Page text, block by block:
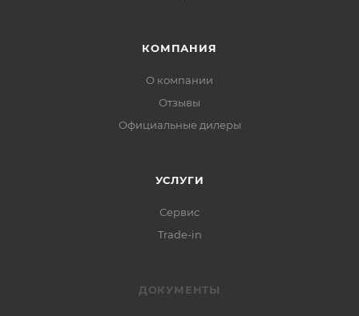
КОМПАНИЯ
О компании
Отзывы
Официальные дилеры
УСЛУГИ
Сервис
Trade-in
ДОКУМЕНТЫ